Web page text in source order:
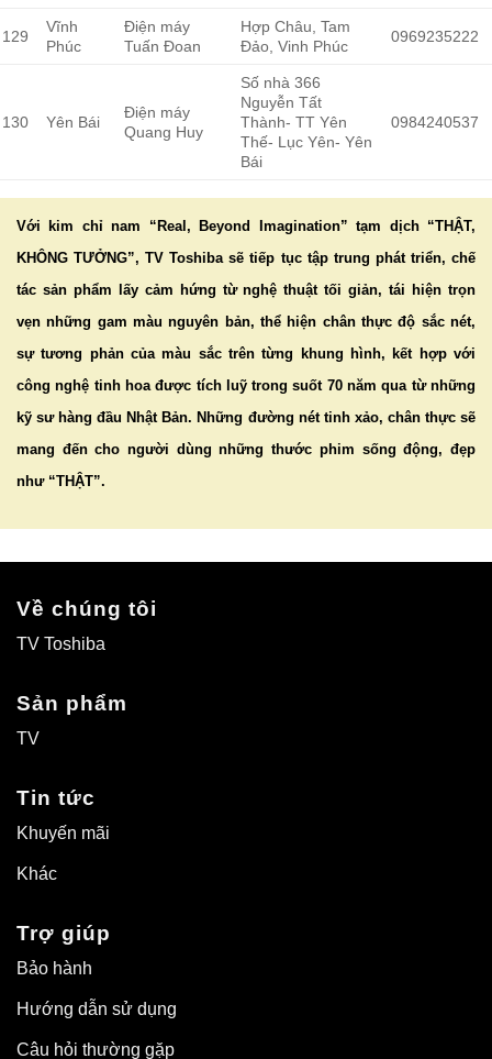
129
Vĩnh
Phúc
Điện máy
Tuấn Đoan
Hợp Châu, Tam
Đảo, Vinh Phúc
0969235222
130 Yên Bái
Điện máy
Quang Huy
Số nhà 366
Nguyễn Tất
Thành- TT Yên
Thế- Lục Yên- Yên
Bái
0984240537
Với kim chỉ nam “Real, Beyond Imagination” tạm dịch “THẬT,
KHÔNG TƯỞNG”, TV Toshiba sẽ tiếp tục tập trung phát triển, chế
tác sản phẩm lấy cảm hứng từ nghệ thuật tối giản, tái hiện trọn
vẹn những gam màu nguyên bản, thể hiện chân thực độ sắc nét,
sự tương phản của màu sắc trên từng khung hình, kết hợp với
công nghệ tinh hoa được tích luỹ trong suốt 70 năm qua từ những
kỹ sư hàng đầu Nhật Bản. Những đường nét tinh xảo, chân thực sẽ
mang đến cho người dùng những thước phim sống động, đẹp
như “THẬT”.
Về chúng tôi
TV Toshiba
Sản phẩm
TV
Tin tức
Khuyến mãi
Khác
Trợ giúp
Bảo hành
Hướng dẫn sử dụng
Câu hỏi thường gặp